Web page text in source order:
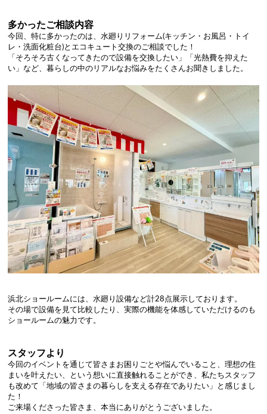
多かったご相談内容
今回、特に多かったのは、水廻りリフォーム(キッチン・お風呂・トイ
レ・洗面化粧台)とエコキュート交換のご相談でした！
「そろそろ古くなってきたので設備を交換したい」「光熱費を抑えた
い」など、暮らしの中のリアルなお悩みをたくさんお聞きしました。
浜北ショールームには、水廻り設備など計28点展示しております。
その場で設備を見て比較したり、実際の機能を体感していただけるのも
ショールームの魅力です。
スタッフより
今回のイベントを通じて皆さまお困りごとや悩んでいること、理想の住
まいを叶えたい、という想いに直接触れることができ、私たちスタッフ
も改めて「地域の皆さまの暮らしを支える存在でありたい」と感じまし
た！
ご来場くださった皆さま、本当にありがとうございました。